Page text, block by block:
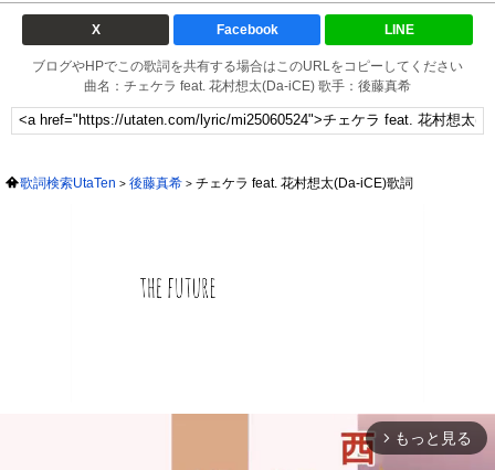
X Facebook LINE
ブログやHPでこの歌詞を共有する場合はこのURLをコピーしてください
曲名：チェケラ feat. 花村想太(Da-iCE) 歌手：後藤真希
歌詞検索UtaTen 後藤真希 チェケラ feat. 花村想太(Da-iCE)歌詞
arrow_forward_ios もっと見る